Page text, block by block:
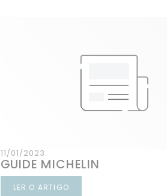
11/01/2023
GUIDE MICHELIN
LER O ARTIGO((ABRE NUMA NOVA JANELA))